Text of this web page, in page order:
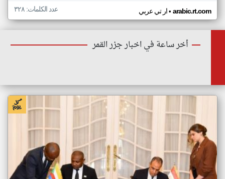
ار تي عربي• arabic.rt.com عدد الكلمات: ٣٢٨
أخر ساعة في اخبار جزر القمر